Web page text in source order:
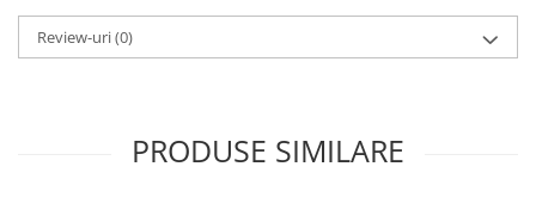
Review-uri(0)
PRODUSE SIMILARE